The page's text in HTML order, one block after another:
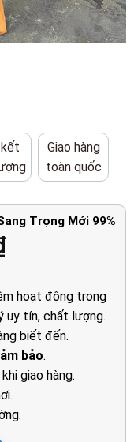
Giao hàng
toàn quốc
Trọng Mới 99%
Giá
tại
là:
550.000₫.
hoạt động trong
uy tín, chất lượng.
biết đến.
bảo.
giao hàng.